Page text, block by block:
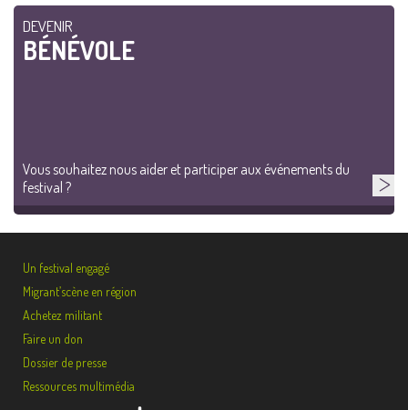
DEVENIR
BÉNÉVOLE
Vous souhaitez nous aider et participer aux événements du
festival ?
Un festival engagé
Migrant’scène en région
Achetez militant
Faire un don
Dossier de presse
Ressources multimédia